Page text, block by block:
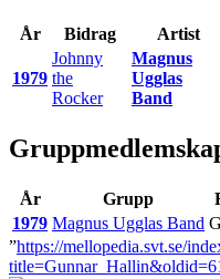
År Bidrag Artist
1979
Johnny
the
Rocker
Magnus
Ugglas
Band
År Grupp
1979 Magnus Ugglas Band
”https://mellopedia.svt.se/